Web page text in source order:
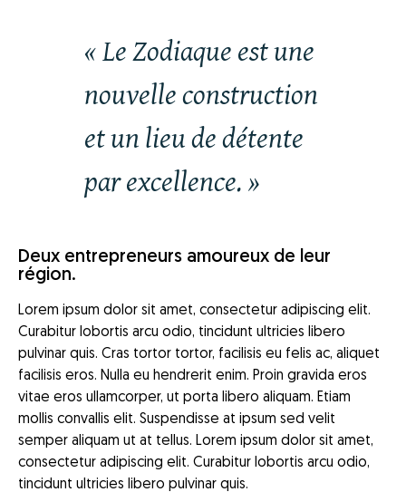
« Le Zodiaque est une
nouvelle construction
et un lieu de détente
par excellence. »
Deux entrepreneurs amoureux de leur
région.
Lorem ipsum dolor sit amet, consectetur adipiscing elit.
Curabitur lobortis arcu odio, tincidunt ultricies libero
pulvinar quis. Cras tortor tortor, facilisis eu felis ac, aliquet
facilisis eros. Nulla eu hendrerit enim. Proin gravida eros
vitae eros ullamcorper, ut porta libero aliquam. Etiam
mollis convallis elit. Suspendisse at ipsum sed velit
semper aliquam ut at tellus. Lorem ipsum dolor sit amet,
consectetur adipiscing elit. Curabitur lobortis arcu odio,
tincidunt ultricies libero pulvinar quis.